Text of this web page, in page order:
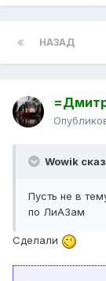
НАЗАД
Wowik
Пусть не в
по ЛиАЗам
Сделали